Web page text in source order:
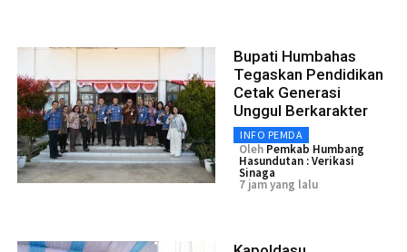
Bupati Humbahas
Tegaskan Pendidikan
Cetak Generasi
Unggul Berkarakter
INFO PEMDA
Oleh Pemkab Humbang
Hasundutan : Verikasi
Sinaga
7 jam yang lalu